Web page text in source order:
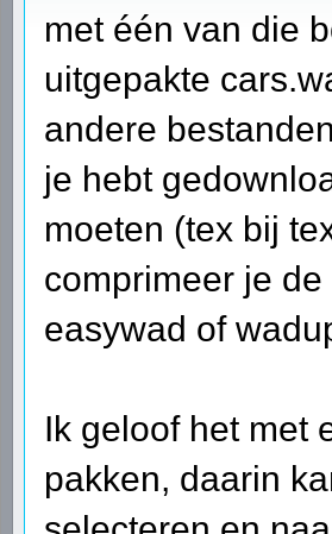
met één van die
uitgepakte
andere
je hebt
moeten (tex bij
comprimeer je
easywad of
Ik geloof het met
pakken, daarin